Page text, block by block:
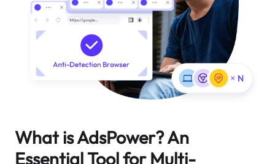
What is AdsPower? An
Essential Tool for Multi-